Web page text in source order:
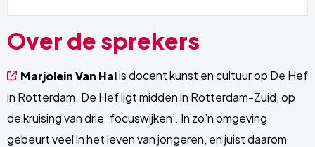
Over de sprekers
Marjolein Van Halis docent kunst en cultuur op De Hef
in Rotterdam. De Hef ligt midden in Rotterdam-Zuid, op
de kruising van drie ‘focuswijken’. In zo’n omgeving
gebeurt veel in het leven van jongeren, en juist daarom